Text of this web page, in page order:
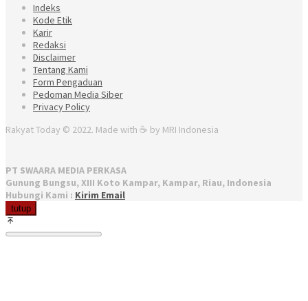
Indeks
Kode Etik
Karir
Redaksi
Disclaimer
Tentang Kami
Form Pengaduan
Pedoman Media Siber
Privacy Policy
Rakyat Today © 2022. Made with ☕ by MRI Indonesia
PT SWAARA MEDIA PERKASA
Gunung Bungsu, XIII Koto Kampar, Kampar, Riau, Indonesia
Hubungi Kami : Kirim Email
tutup